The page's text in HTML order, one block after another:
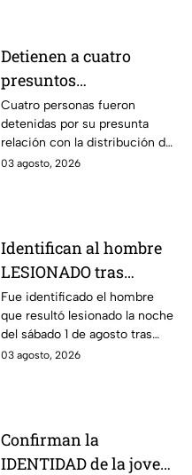
Detienen a cuatro
presuntos
D3LINCUENTES en
León: así OCURRIÓ
Cuatro personas fueron
detenidas por su presunta
relación con la distribución de
droga en distintos puntos de
03 agosto, 2026
Identifican al hombre
LESIONADO tras
agresión en colonia
Constitución de
Apatzingán en Irapuato
Fue identificado el hombre
que resultó lesionado la noche
del sábado 1 de agosto tras
registrarse detonaciones en la
03 agosto, 2026
Confirman la
IDENTIDAD de la joven